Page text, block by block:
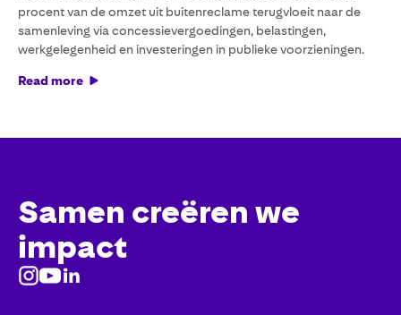
procent van de omzet uit buitenreclame terugvloeit naar de
samenleving via concessievergoedingen, belastingen,
werkgelegenheid en investeringen in publieke voorzieningen.
Read more
Samen creëren we
impact